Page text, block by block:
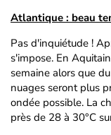
Atlantique : beau
Pas d'inquiétude !
s'impose. En
semaine alors que
nuages seront plus
ondée possible. La
près de 28 à 30°C